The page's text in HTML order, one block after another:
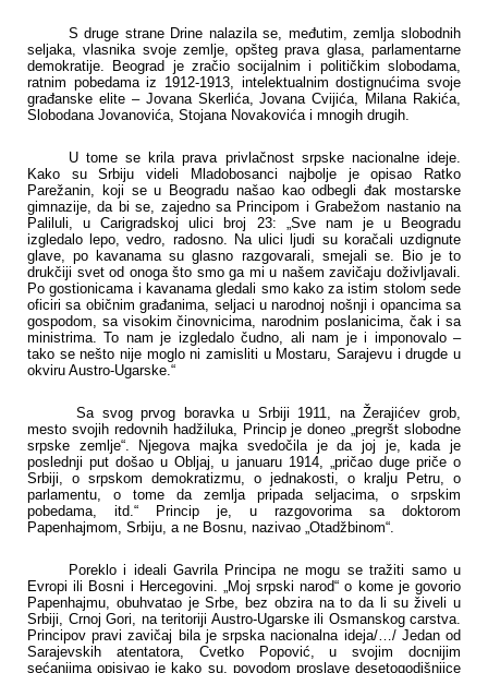
S druge strane Drine nalazila se, međutim, zemlja slobodnih
seljaka, vlasnika svoje zemlje, opšteg prava glasa, parlamentarne
demokratije. Beograd je zračio socijalnim i političkim slobodama,
ratnim pobedama iz 1912-1913, intelektualnim dostignućima svoje
građanske elite – Jovana Skerlića, Jovana Cvijića, Milana Rakića,
Slobodana Jovanovića, Stojana Novakovića i mnogih drugih.
U tome se krila prava privlačnost srpske nacionalne ideje.
Kako su Srbiju videli Mladobosanci najbolje je opisao Ratko
Parežanin, koji se u Beogradu našao kao odbegli đak mostarske
gimnazije, da bi se, zajedno sa Principom i Grabežom nastanio na
Paliluli, u Carigradskoj ulici broj 23: „Sve nam je u Beogradu
izgledalo lepo, vedro, radosno. Na ulici ljudi su koračali uzdignute
glave, po kavanama su glasno razgovarali, smejali se. Bio je to
drukčiji svet od onoga što smo ga mi u našem zavičaju doživljavali.
Po gostionicama i kavanama gledali smo kako za istim stolom sede
oficiri sa običnim građanima, seljaci u narodnoj nošnji i opancima sa
gospodom, sa visokim činovnicima, narodnim poslanicima, čak i sa
ministrima. To nam je izgledalo čudno, ali nam je i imponovalo –
tako se nešto nije moglo ni zamisliti u Mostaru, Sarajevu i drugde u
okviru Austro-Ugarske.“
Sa svog prvog boravka u Srbiji 1911, na Žerajićev grob,
mesto svojih redovnih hadžiluka, Princip je doneo „pregršt slobodne
srpske zemlje“. Njegova majka svedočila je da joj je, kada je
poslednji put došao u Obljaj, u januaru 1914, „pričao duge priče o
Srbiji, o srpskom demokratizmu, o jednakosti, o kralju Petru, o
parlamentu, o tome da zemlja pripada seljacima, o srpskim
pobedama, itd.“ Princip je, u razgovorima sa doktorom
Papenhajmom, Srbiju, a ne Bosnu, nazivao „Otadžbinom“.
Poreklo i ideali Gavrila Principa ne mogu se tražiti samo u
Evropi ili Bosni i Hercegovini. „Moj srpski narod“ o kome je govorio
Papenhajmu, obuhvatao je Srbe, bez obzira na to da li su živeli u
Srbiji, Crnoj Gori, na teritoriji Austro-Ugarske ili Osmanskog carstva.
Principov pravi zavičaj bila je srpska nacionalna ideja/…/ Jedan od
Sarajevskih atentatora, Cvetko Popović, u svojim docnijim
sećanjima opisivao je kako su, povodom proslave desetogodišnjice